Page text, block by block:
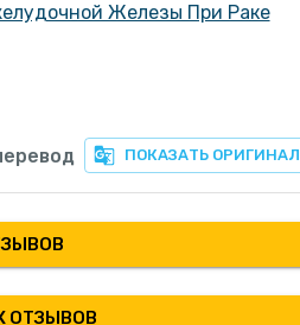
Железы При Раке
ПОКАЗАТЬ ОРИГИНАЛ
ОТЗЫВОВ